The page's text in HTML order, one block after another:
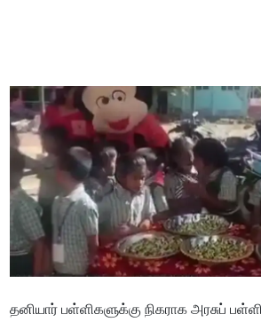
தனியார் பள்ளிகளுக்கு நிகராக அரசுப்